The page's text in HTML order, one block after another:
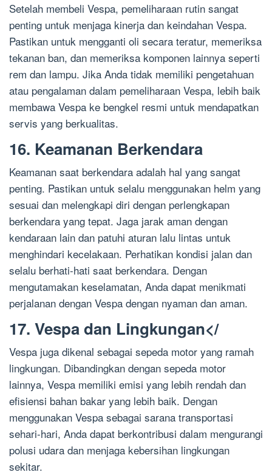
Setelah membeli Vespa, pemeliharaan rutin sangat
penting untuk menjaga kinerja dan keindahan Vespa.
Pastikan untuk mengganti oli secara teratur, memeriksa
tekanan ban, dan memeriksa komponen lainnya seperti
rem dan lampu. Jika Anda tidak memiliki pengetahuan
atau pengalaman dalam pemeliharaan Vespa, lebih baik
membawa Vespa ke bengkel resmi untuk mendapatkan
servis yang berkualitas.
16. Keamanan Berkendara
Keamanan saat berkendara adalah hal yang sangat
penting. Pastikan untuk selalu menggunakan helm yang
sesuai dan melengkapi diri dengan perlengkapan
berkendara yang tepat. Jaga jarak aman dengan
kendaraan lain dan patuhi aturan lalu lintas untuk
menghindari kecelakaan. Perhatikan kondisi jalan dan
selalu berhati-hati saat berkendara. Dengan
mengutamakan keselamatan, Anda dapat menikmati
perjalanan dengan Vespa dengan nyaman dan aman.
17. Vespa dan Lingkungan</
Vespa juga dikenal sebagai sepeda motor yang ramah
lingkungan. Dibandingkan dengan sepeda motor
lainnya, Vespa memiliki emisi yang lebih rendah dan
efisiensi bahan bakar yang lebih baik. Dengan
menggunakan Vespa sebagai sarana transportasi
sehari-hari, Anda dapat berkontribusi dalam mengurangi
polusi udara dan menjaga kebersihan lingkungan
sekitar.